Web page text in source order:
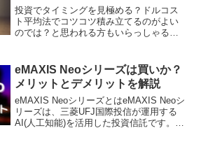
投資でタイミングを見極める？ドルコス
ト平均法でコツコツ積み立てるのがよい
のでは？と思われる方もいらっしゃると
こで今回は、どのようにタイミングを見
極めるのか？そもそもVI...
eMAXIS Neoシリーズは買いか？
メリットとデメリットを解説
eMAXIS NeoシリーズとはeMAXIS Neoシ
リーズは、三菱UFJ国際投信が運用する
AI(人工知能)を活用した投資信託です。特